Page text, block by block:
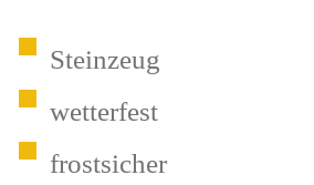
Steinzeug
wetterfest
frostsicher